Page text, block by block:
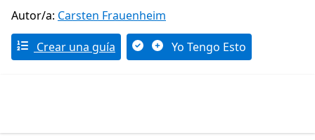
Autor/a: Carsten Frauenheim
Crear una guía Yo Tengo Esto